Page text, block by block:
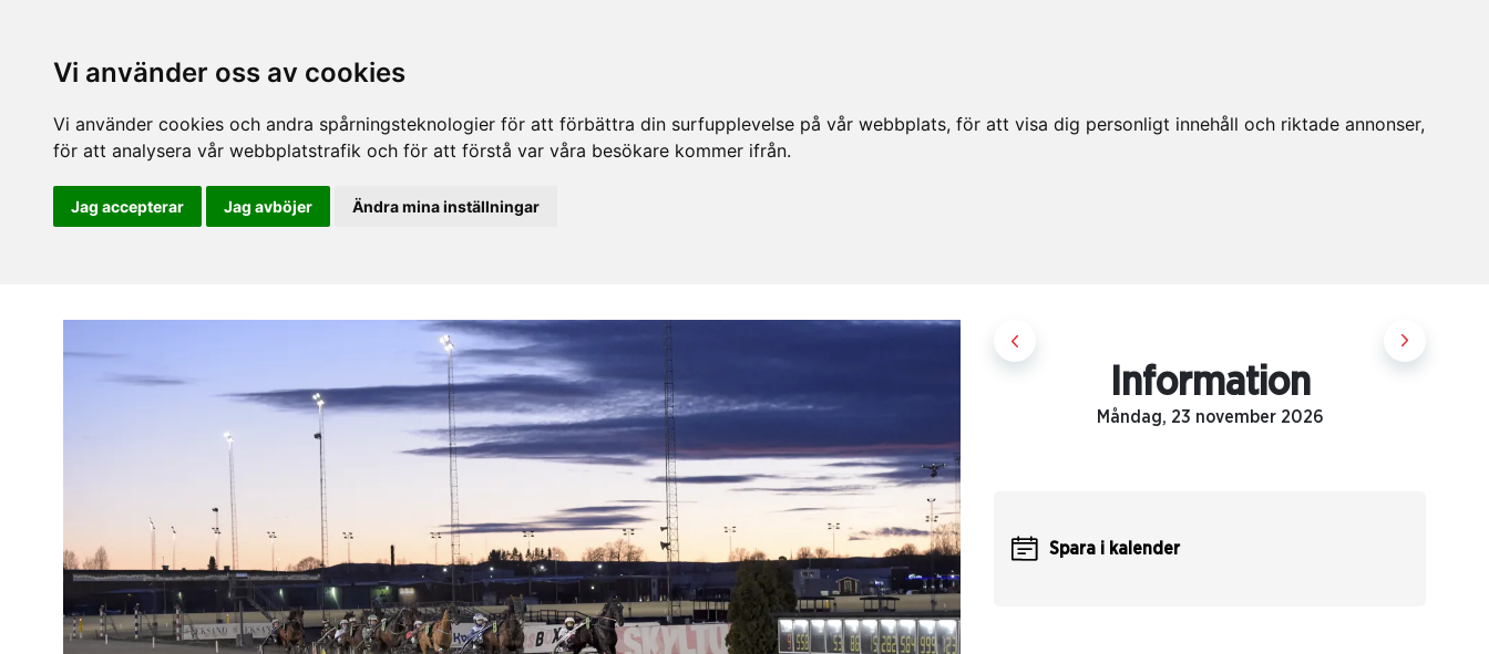
Vi använder oss av cookies
Vi använder cookies och andra spårningsteknologier för att förbättra din surfupplevelse på vår webbplats, för att visa dig personligt innehåll och riktade annonser,
för att analysera vår webbplatstrafik och för att förstå var våra besökare kommer ifrån.
Jag accepterar Jag avböjer Ändra mina inställningar
Information
Måndag, 23 november 2026
Spara i kalender